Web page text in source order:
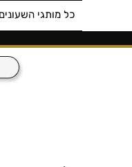
כל מותגי השעונים